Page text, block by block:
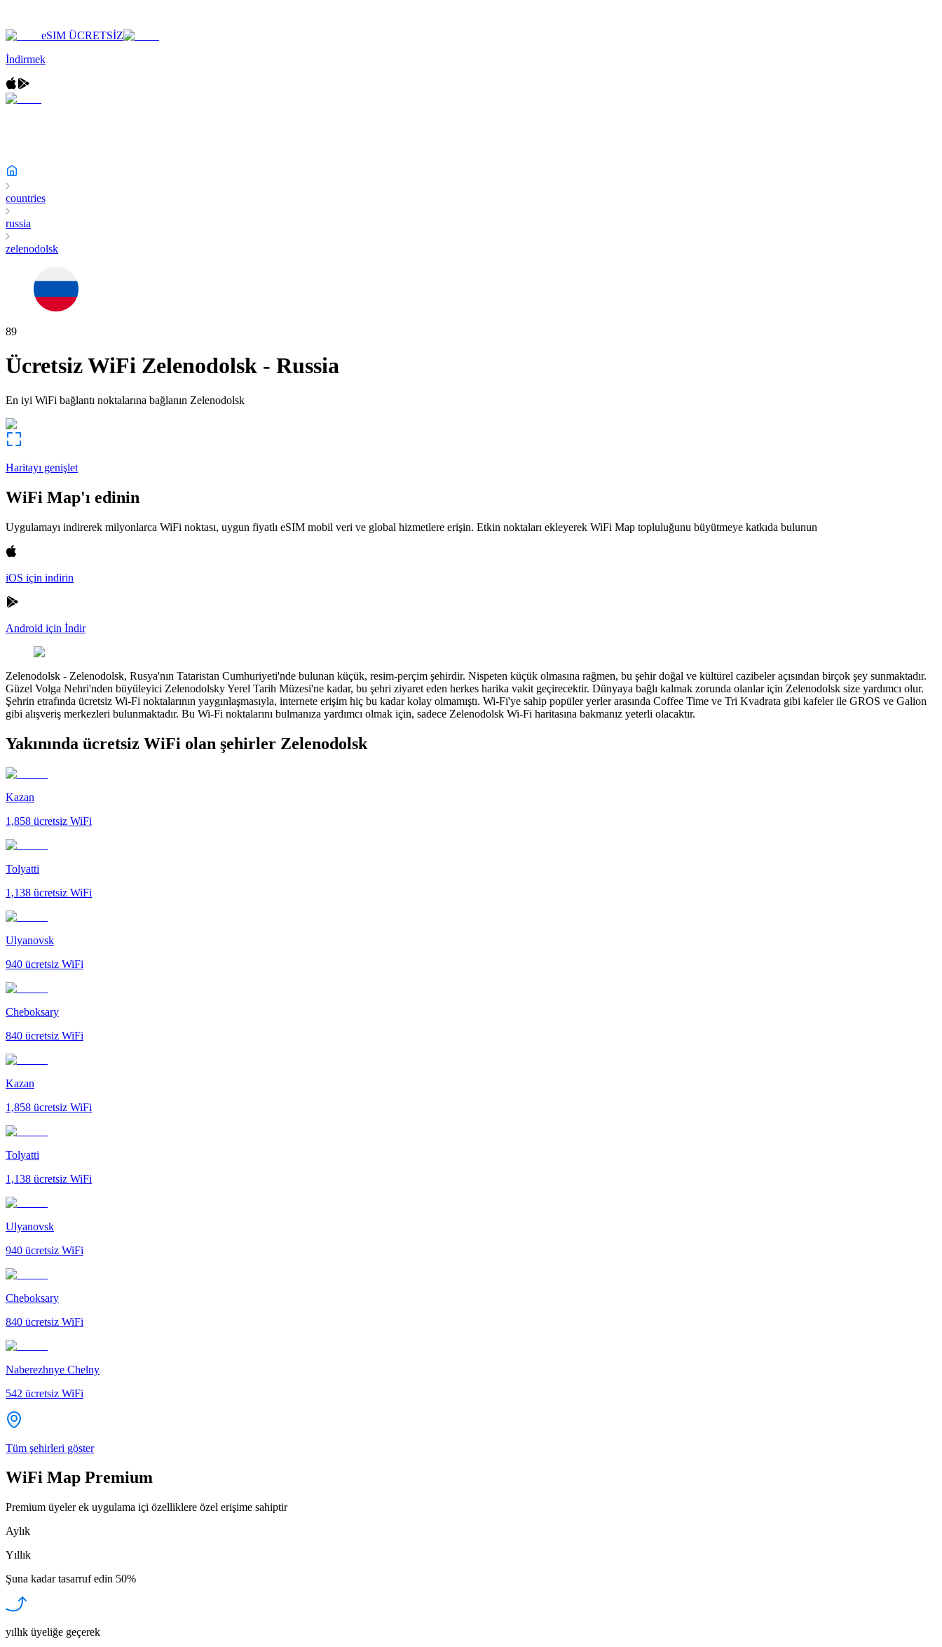
eSIM ÜCRETSİZ
İndirmek
countries
russia
zelenodolsk
89
Ücretsiz WiFi Zelenodolsk - Russia
En iyi WiFi bağlantı noktalarına bağlanın Zelenodolsk
Haritayı genişlet
WiFi Map'ı edinin
Uygulamayı indirerek milyonlarca WiFi noktası, uygun fiyatlı eSIM mobil veri ve global hizmetlere erişin. Etkin noktaları ekleyerek WiFi Map topluluğunu büyütmeye katkıda bulunun
iOS için indirin
Android için İndir
Zelenodolsk - Zelenodolsk, Rusya'nın Tataristan Cumhuriyeti'nde bulunan küçük, resim-perçim şehirdir. Nispeten küçük olmasına rağmen, bu şehir doğal ve kültürel cazibeler açısından birçok şey sunmaktadır.
Güzel Volga Nehri'nden büyüleyici Zelenodolsky Yerel Tarih Müzesi'ne kadar, bu şehri ziyaret eden herkes harika vakit geçirecektir. Dünyaya bağlı kalmak zorunda olanlar için Zelenodolsk size yardımcı olur.
Şehrin etrafında ücretsiz Wi-Fi noktalarının yaygınlaşmasıyla, internete erişim hiç bu kadar kolay olmamıştı. Wi-Fi'ye sahip popüler yerler arasında Coffee Time ve Tri Kvadrata gibi kafeler ile GROS ve Galion
gibi alışveriş merkezleri bulunmaktadır. Bu Wi-Fi noktalarını bulmanıza yardımcı olmak için, sadece Zelenodolsk Wi-Fi haritasına bakmanız yeterli olacaktır.
Yakınında ücretsiz WiFi olan şehirler Zelenodolsk
Kazan
1,858 ücretsiz WiFi
Tolyatti
1,138 ücretsiz WiFi
Ulyanovsk
940 ücretsiz WiFi
Cheboksary
840 ücretsiz WiFi
Kazan
1,858 ücretsiz WiFi
Tolyatti
1,138 ücretsiz WiFi
Ulyanovsk
940 ücretsiz WiFi
Cheboksary
840 ücretsiz WiFi
Naberezhnye Chelny
542 ücretsiz WiFi
Tüm şehirleri göster
WiFi Map Premium
Premium üyeler ek uygulama içi özelliklere özel erişime sahiptir
Aylık
Yıllık
Şuna kadar tasarruf edin 50%
yıllık üyeliğe geçerek